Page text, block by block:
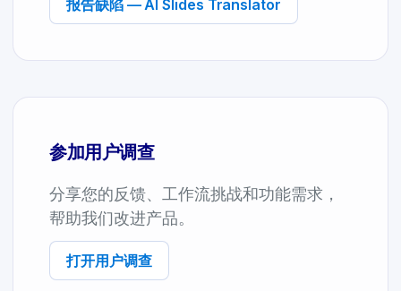
报告缺陷 — AI Slides Translator
参加用户调查
分享您的反馈、工作流挑战和功能需求，
帮助我们改进产品。
打开用户调查